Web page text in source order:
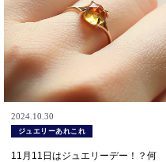
2024.10.30
ジュエリーあれこれ
11月11日はジュエリーデー！？何